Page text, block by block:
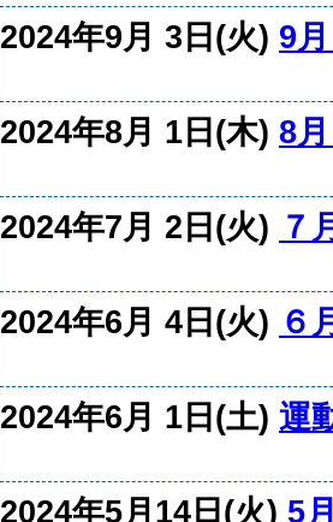
2024年9月 3日(火) 9
2024年8月 1日(木) 8
2024年7月 2日(火) ７
2024年6月 4日(火) ６
2024年6月 1日(土) 運
2024年5月14日(火) 5